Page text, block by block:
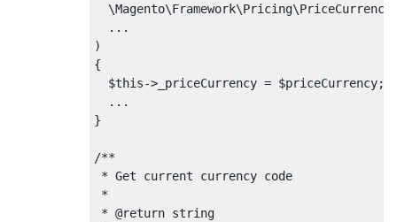
...
)
{
  $this
-> _priceCurrency = $priceCurrency;
...
}
/**
* Get current currency code
*
* @return string